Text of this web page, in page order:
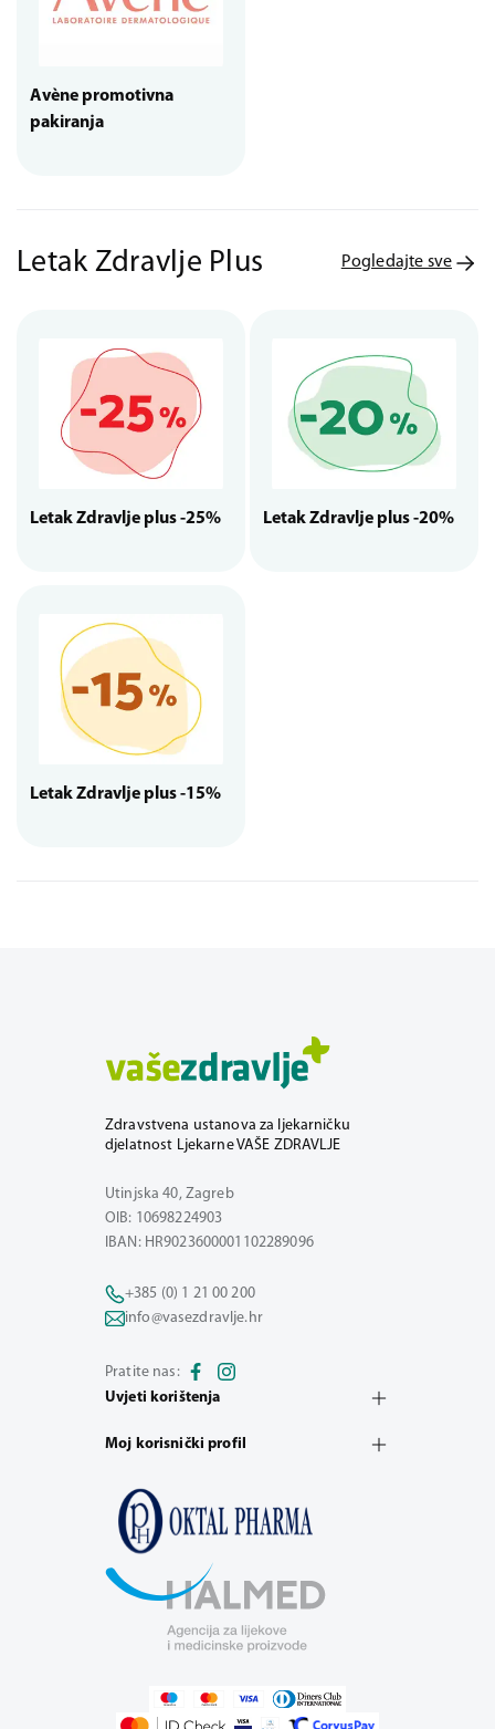
Avène promotivna
pakiranja
Letak Zdravlje Plus Pogledajte sve
Letak Zdravlje plus -25% Letak Zdravlje plus -20%
Letak Zdravlje plus -15%
Zdravstvena ustanova za ljekarničku
djelatnost Ljekarne VAŠE ZDRAVLJE
Utinjska 40, Zagreb
OIB: 10698224903
IBAN: HR9023600001102289096
+385 (0) 1 21 00 200
info@vasezdravlje.hr
Pratite nas:
Uvjeti korištenja
Moj korisnički profil